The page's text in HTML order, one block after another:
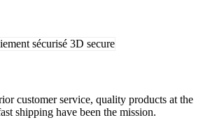
customer service, quality products at the
shipping have been the mission.